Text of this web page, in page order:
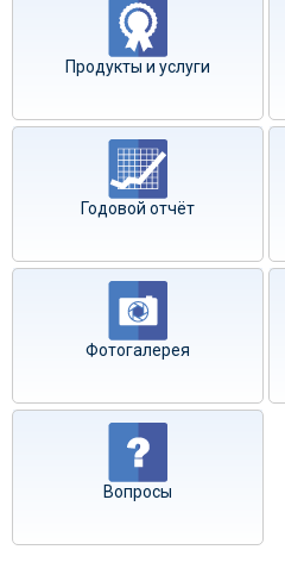
Продукты и услуги
Годовой отчёт
Фотогалерея
Вопросы